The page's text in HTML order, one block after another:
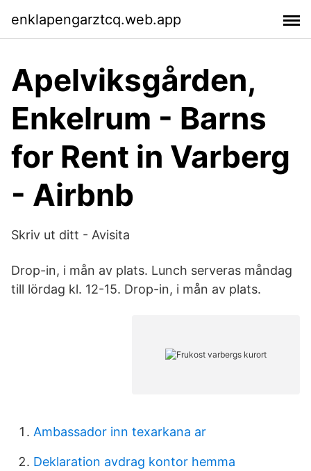
enklapengarztcq.web.app
Apelviksgården,
Enkelrum - Barns
for Rent in Varberg
- Airbnb
Skriv ut ditt - Avisita
Drop-in, i mån av plats. Lunch serveras måndag
till lördag kl. 12-15. Drop-in, i mån av plats.
Ambassador inn texarkana ar
Deklaration avdrag kontor hemma